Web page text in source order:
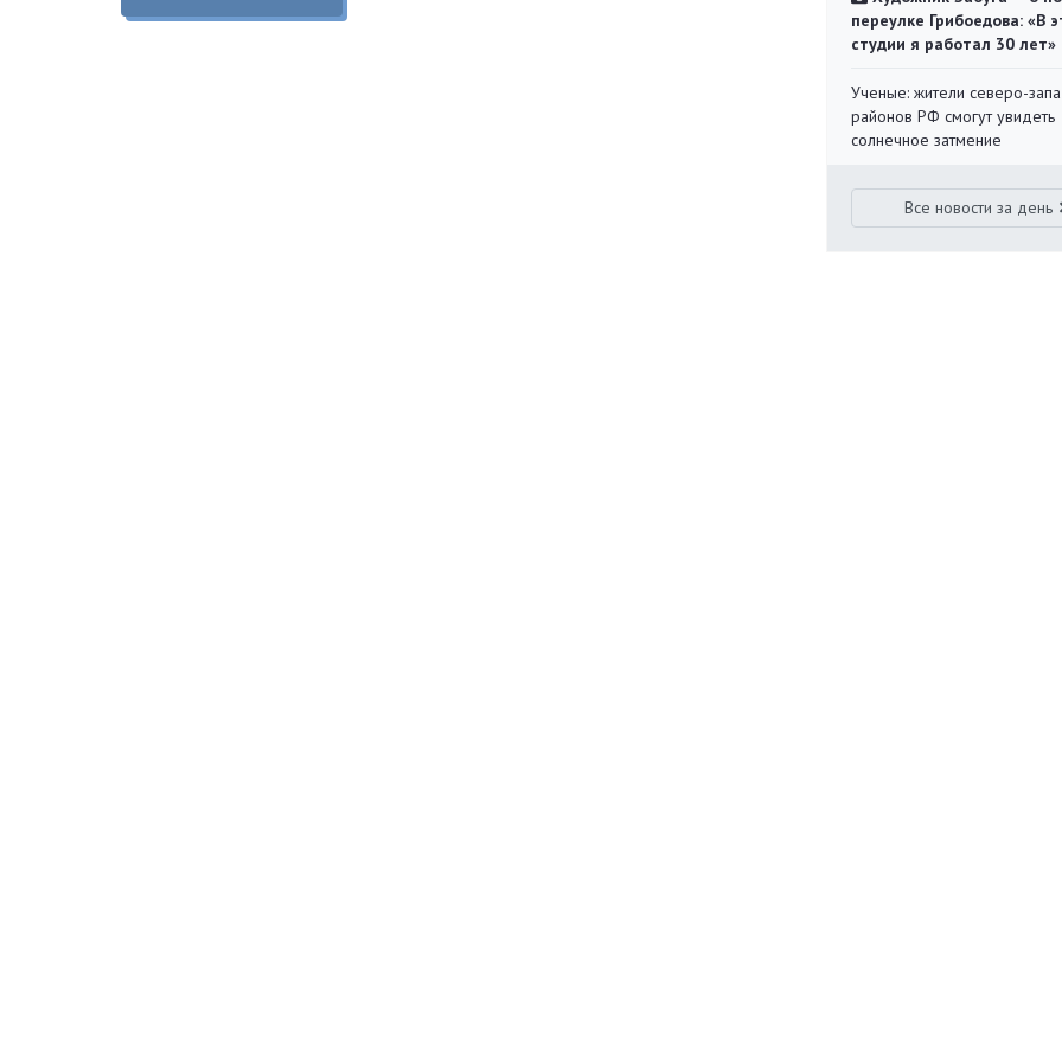
переулке Грибоедова: «В
студии я работал 30 лет»
Ученые: жители северо-
районов РФ смогут увидеть
солнечное затмение
Все новости за день